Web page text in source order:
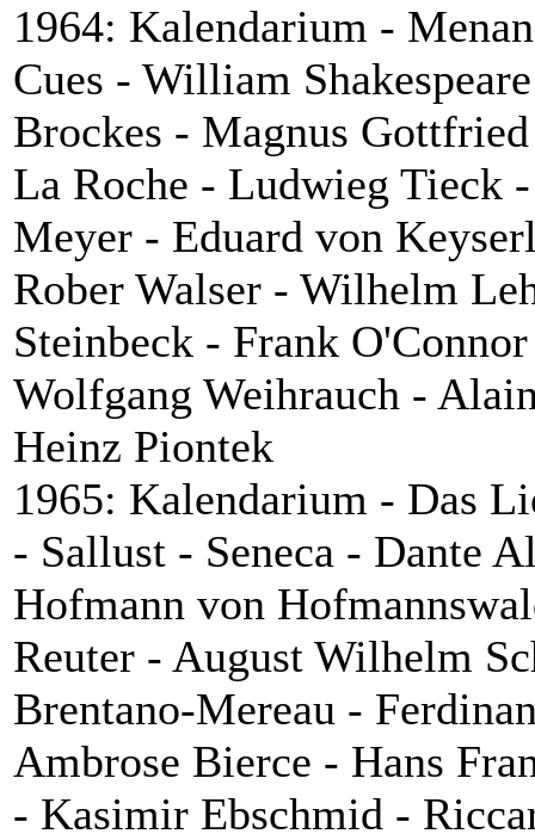
1964: Kalendarium -
Cues - William
Brockes - Magnus
La Roche - Ludwieg Tieck
Meyer - Eduard von
Rober Walser - Wilhelm
Steinbeck - Frank
Wolfgang Weihrauch -
Heinz Piontek
1965: Kalendarium - Das
- Sallust - Seneca - Dante
Hofmann von
Reuter - August Wilhelm
Brentano-Mereau -
Ambrose Bierce - Hans
- Kasimir Ebschmid -